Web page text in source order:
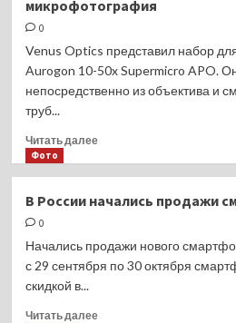
на
ZOV
презентовала
сборник
русского
лета»
микрофотография
0
Venus Optics представил набор
Aurogon 10-50x Supermicro APO.
непосредственно из объектива и
труб...
Читать далееПрочитать
10-
Aurogon:
доступная
микрофотография
Фото
В России начались продажи
0
Начались продажи нового
с 29 сентября по 30 октября
скидкой в...
Читать далееПрочитать